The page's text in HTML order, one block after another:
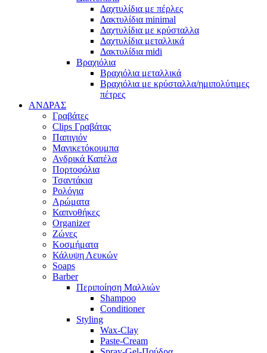
Δαχτυλίδια με πέρλες
Δακτυλίδια minimal
Δαχτυλίδια με κρύσταλλα
Δαχτυλίδια μεταλλικά
Δακτυλίδια midi
Βραχιόλια
Βραχιόλια μεταλλικά
Βραχιόλια με κρύσταλλα/ημιπολύτιμες
πέτρες
ΑΝΔΡΑΣ
Γραβάτες
Clips Γραβάτας
Παπιγιόν
Μανικετόκουμπα
Ανδρικά Καπέλα
Πορτοφόλια
Τσαντάκια
Ρολόγια
Αρώματα
Καπνοθήκες
Organizer
Ζώνες
Κοσμήματα
Κάλυψη Λευκών
Soaps
Barber
Περιποίηση Μαλλιών
Shampoo
Conditioner
Styling
Wax-Clay
Paste-Cream